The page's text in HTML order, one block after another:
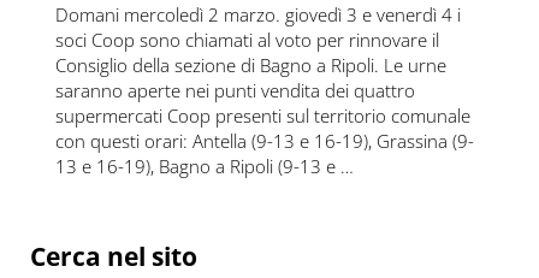
Domani mercoledì 2 marzo. giovedì 3 e venerdì 4 i
soci Coop sono chiamati al voto per rinnovare il
Consiglio della sezione di Bagno a Ripoli. Le urne
saranno aperte nei punti vendita dei quattro
supermercati Coop presenti sul territorio comunale
con questi orari: Antella (9-13 e 16-19), Grassina (9-
13 e 16-19), Bagno a Ripoli (9-13 e …
Sidebar
Cerca nel sito